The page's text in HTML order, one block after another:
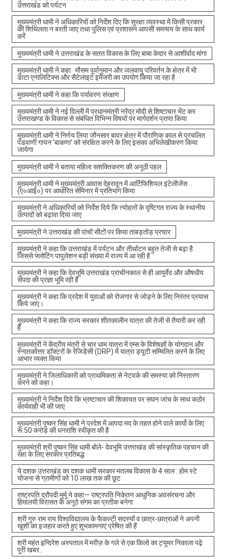
उत्तराखंड को पर्यटन
मुख्यमंत्री धामी ने अधिकारियों को निर्देश दिए कि सुरक्षा व्यवस्था में किसी प्रकार
की शिथिलता न बरती जाए तथा पुलिस एवं प्रशासन आपसी समन्वय के साथ कार्य
करें
मुख्यमंत्री धामी ने उत्तराखंड के सतत विकास के लिए बाबा केदार से आशीर्वाद मांगा
मुख्यमंत्री धामी ने कहा मौसम पूर्वानुमान और जलवायु परिवर्तन के क्षेत्र में भी
डाटा एनालिटिक्स और सैटेलाइट इमेजरी का उपयोग किया जा रहा है
मुख्यमंत्री धामी ने कहा कि पर्यावरण संरक्षण
मुख्यमंत्री धामी ने नई दिल्ली में प्रधानमंत्री नरेंद्र मोदी से शिष्टाचार भेंट कर
उत्तराखण्ड के विकास से संबंधित विभिन्न विषयों पर मार्गदर्शन प्राप्त किया
मुख्यमंत्री धामी ने निर्णय लिया जौनसार बावर क्षेत्र में पौराणिक काल से प्रचलित
पंडवाणी गायन ‘बाकणा’ को संरक्षित करने के लिए इसका अभिलेखीकरण किया
जायेगा
मुख्यमंत्री धामी ने बताया महिला सशक्तिकरण की अनूठी पहल
मुख्यमंत्री धामी ने मुख्यमंत्री आवास देहरादून में आर्टिफिशियल इंटेलीजेंस
(ए०आई०) पर आधारित सेमिनार में प्रतिभाग किया
मुख्यमंत्री ने अधिकारियों को निर्देश दिये कि त्योहारों के दृष्टिगत राज्य के स्थानीय
उत्पादों को बढ़ावा दिया जाए
मुख्यमंत्री ने उत्तराखंड की पांचों सीटों पर किया ताबड़तोड़ प्रचार
मुख्यमंत्री ने कहा कि उत्तराखंड में पर्यटन और तीर्थाटन बहुत तेजी से बढ़ा है
जिससे फ्लोटिंग पापुलेशन बड़ी संख्या में राज्य में आ रही है
मुख्यमंत्री ने कहा कि देवभूमि उत्तराखंड प्राचीनकाल से ही आयुर्वेद और औषधीय
संपदा की प्रज्ञा भूमि रही है
मुख्यमंत्री ने कहा कि प्रदेश में युवाओं को रोजगार से जोड़ने के लिए निरंतर प्रयास
किये जाए।
मुख्यमंत्री ने कहा कि राज्य सरकार शीतकालीन यात्रा की तेजी से तैयारी कर रही
है
मुख्यमंत्री ने केंद्रीय मंत्री से चार धाम यात्रा में एम्स के विशेषज्ञों के योगदान और
स्नातकोत्तर डॉक्टरों के रेजिडेंसी (DRP) में यात्रा ड्यूटी सम्मिलित करने के लिए
आभार व्यक्त किया
मुख्यमंत्री ने जिलाधिकारी को प्राथमिकता से नेटवर्क की समस्या को निस्तारण
करने को कहा।
मुख्यमंत्री ने निर्देश दिये कि भ्रष्टाचार की शिकायत पर सघन जांच के साथ कठोर
कार्यवाही भी की जाए
मुख्यमंत्री पुष्कर सिंह धामी ने प्रदेश में आपदा मद के तहत होने वाले कार्यो के लिए
रू.50 करोड़ की धनराशि स्वीकृत की है
मुख्यमंत्री श्री पुष्कर सिंह धामी बोले- देवभूमि उत्तराखंड की सांस्कृतिक पहचान की
रक्षा के लिए सरकार प्रतिबद्ध
ये दशक उत्तराखंड का दशक धामी सरकार मतलब विकास के 4 साल : होम स्टे
योजना से ग्रामीणों को 10 लाख तक की छूट
राष्ट्रपति द्रौपदी मुर्मू ने कहा— राष्ट्रपति निकेतन आधुनिक अवसंरचना और
हिमालयी विरासत के अनूठे संगम का प्रतीक बनेगा
श्री गुरु राम राय विश्वविद्यालय के फैकल्टी सदस्यों व छात्र-छात्राओं ने अपनी
खुशी का इजहार करते हुए शुभकामनाएं प्रेषित की हैं
श्री महंत इन्दिरेश अस्पताल में मरीज़ के गले से एक किलो का ट्यूमर निकाला पढ़े
पूरी खबर..